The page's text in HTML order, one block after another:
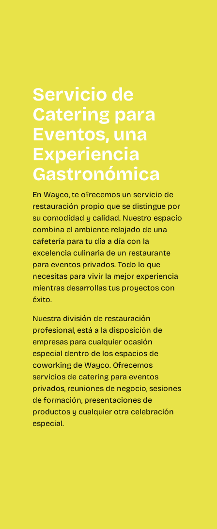
Servicio de
Catering para
Eventos, una
Experiencia
Gastronómica
En Wayco, te ofrecemos un servicio de
restauración propio que se distingue por
su comodidad y calidad. Nuestro espacio
combina el ambiente relajado de una
cafetería para tu día a día con la
excelencia culinaria de un restaurante
para eventos privados. Todo lo que
necesitas para vivir la mejor experiencia
mientras desarrollas tus proyectos con
éxito.
Nuestra división de restauración
profesional, está a la disposición de
empresas para cualquier ocasión
especial dentro de los espacios de
coworking de Wayco. Ofrecemos
servicios de catering para eventos
privados, reuniones de negocio, sesiones
de formación, presentaciones de
productos y cualquier otra celebración
especial.